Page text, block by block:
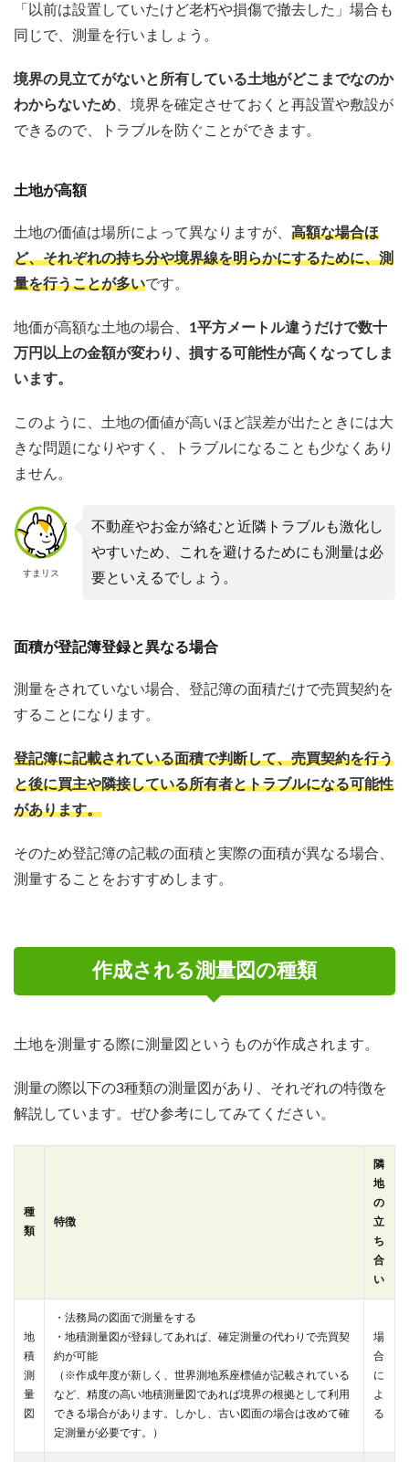
「以前は設置していたけど老朽や損傷で撤去した」場合も
同じで、測量を行いましょう。
境界の見立てがないと所有している土地がどこまでなのか
わからないため 、境界を確定させておくと再設置や敷設が
できるので、トラブルを防ぐことができます。
土地が高額
土地の価値は場所によって異なりますが、 高額な場合ほ
ど、それぞれの持ち分や境界線を明らかにするために、測
量を行うことが多いです。
地価が高額な土地の場合、 1平方メートル違うだけで数十
万円以上の金額が変わり、損する可能性が高くなってしま
います。
このように、土地の価値が高いほど誤差が出たときには大
きな問題になりやすく、トラブルになることも少なくあり
ません。
すまリス
不動産やお金が絡むと近隣トラブルも激化し
やすいため、これを避けるためにも測量は必
要といえるでしょう。
面積が登記簿登録と異なる場合
測量をされていない場合、登記簿の面積だけで売買契約を
することになります。
登記簿に記載されている面積で判断して、売買契約を行う
と後に買主や隣接している所有者とトラブルになる可能性
があります。
そのため登記簿の記載の面積と実際の面積が異なる場合、
測量することをおすすめします。
作成される測量図の種類
土地を測量する際に測量図というものが作成されます。
測量の際以下の3種類の測量図があり、それぞれの特徴を
解説しています。ぜひ参考にしてみてください。
種
類
特徴
隣
地
の
立
ち
合
い
地
積
測
量
図
・法務局の図面で測量をする
・地積測量図が登録してあれば、確定測量の代わりで売買契
約が可能
（※作成年度が新しく、世界測地系座標値が記載されている
など、精度の高い地積測量図であれば境界の根拠として利用
できる場合があります。しかし、古い図面の場合は改めて確
定測量が必要です。）
場
合
に
よ
る